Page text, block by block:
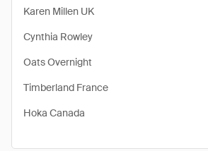
Karen Millen UK
Cynthia Rowley
Oats Overnight
Timberland France
Hoka Canada